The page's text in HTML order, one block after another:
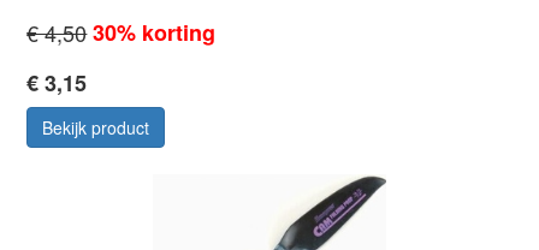
€ 4,5030% korting
€ 3,15
Bekijk product